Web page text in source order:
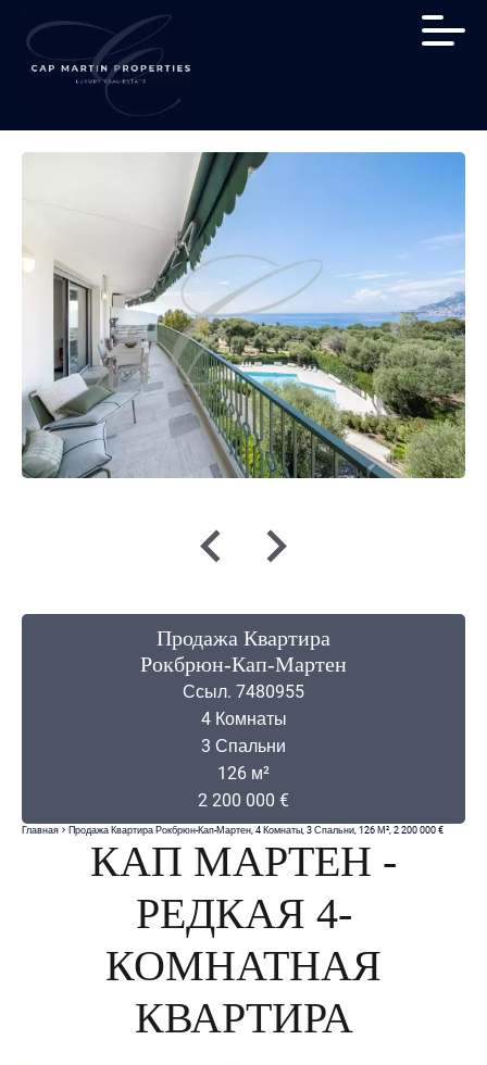
Продажа Квартира
Рокбрюн-Кап-Мартен
Ссыл. 7480955
4 Комнаты
3 Спальни
126 м²
2 200 000 €
Главная Продажа Квартира Рокбрюн-Кап-Мартен, 4 Комнаты, 3 Спальни, 126 М², 2 200 000 €
КАП МАРТЕН -
РЕДКАЯ 4-
КОМНАТНАЯ
КВАРТИРА